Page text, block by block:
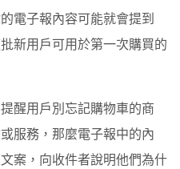
電子報內容可能就會提到
新用戶可用於第一次購買的
醒用戶別忘記購物車的商
服務，那麼電子報中的內
案，向收件者說明他們為什